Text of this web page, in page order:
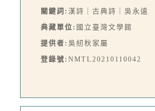
關鍵詞: 漢詩｜古典詩｜吳永遠
典藏單位: 國立臺灣文學館
提供者: 吳紉秋家屬
登錄號: NMTL20210110042